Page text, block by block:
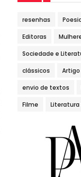
resenhas
Editoras
Sociedade e
clássicos Artigo
envio de textos
Filme